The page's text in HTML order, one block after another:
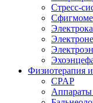
Стресс-
Физиотерапия
CPAP
Аппараты